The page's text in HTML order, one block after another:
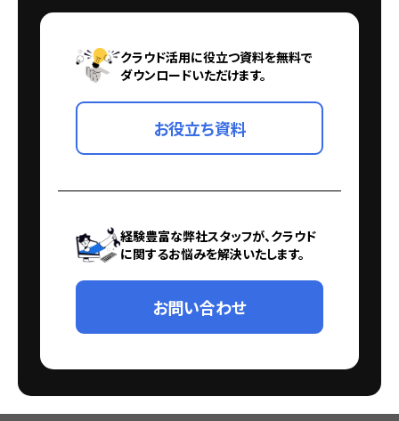
クラウド活用に役立つ資料を無料で
ダウンロードいただけます。
お役立ち資料
経験豊富な弊社スタッフが、クラウド
に関するお悩みを解決いたします。
お問い合わせ